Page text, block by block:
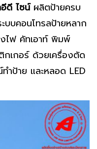
ดี ไซน์ผลิตป้ายครบ
บบคอนโทรลป้ายหลาก
ไฟ คัทเอาท์ พิมพ์
เกอร์ ด้วยเครื่องตัด
ป้าย และหลอด LED